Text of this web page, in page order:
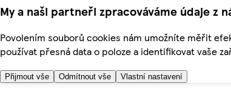
My a naši partneři zpracováváme údaje z
Povolením souborů cookies nám umožníte měřit
používat přesná data o poloze a identifikovat vaše
Přijmout vše Odmítnout vše Vlastní nastavení